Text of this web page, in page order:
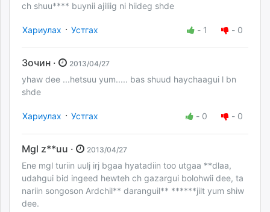
ch shuu**** buynii ajiliig ni hiideg shde
Хариулах · Устгах - 1 - 0
Зочин · 2013/04/27
yhaw dee ...hetsuu yum..... bas shuud haychaagui l bn
shde
Хариулах · Устгах - 0 - 0
Mgl z**uu · 2013/04/27
Ene mgl turiin uulj irj bgaa hyatadiin too utgaa **dlaa,
udahgui bid ingeed hewteh ch gazargui bolohwii dee, ta
nariin songoson Ardchil** daranguil** ******jilt yum shiw
dee.